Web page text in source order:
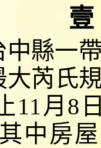
壹
中縣一
芮氏
11月 8
中房